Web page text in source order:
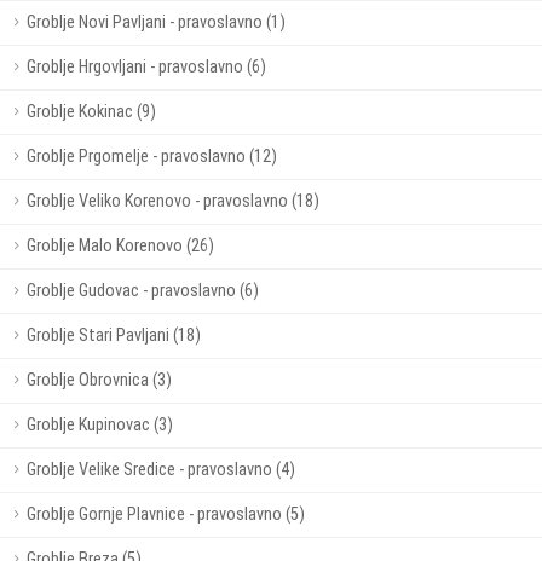
Groblje Novi Pavljani - pravoslavno (1)
Groblje Hrgovljani - pravoslavno (6)
Groblje Kokinac (9)
Groblje Prgomelje - pravoslavno (12)
Groblje Veliko Korenovo - pravoslavno (18)
Groblje Malo Korenovo (26)
Groblje Gudovac - pravoslavno (6)
Groblje Stari Pavljani (18)
Groblje Obrovnica (3)
Groblje Kupinovac (3)
Groblje Velike Sredice - pravoslavno (4)
Groblje Gornje Plavnice - pravoslavno (5)